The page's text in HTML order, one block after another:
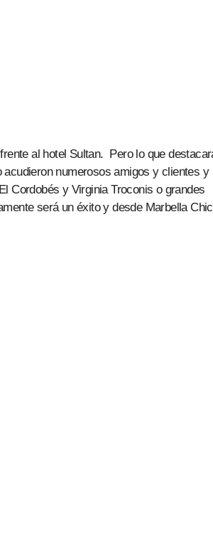
al hotel Sultan. Pero lo que
numerosos amigos y clientes y
Cordobés y Virginia Troconis o grandes
será un éxito y desde Marbella